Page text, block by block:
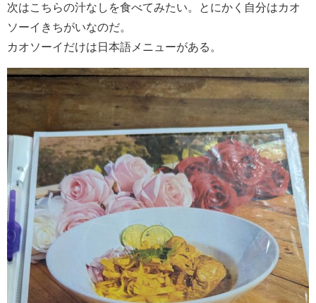
次はこちらの汁なしを食べてみたい。とにかく自分はカオ
ソーイきちがいなのだ。
カオソーイだけは日本語メニューがある。